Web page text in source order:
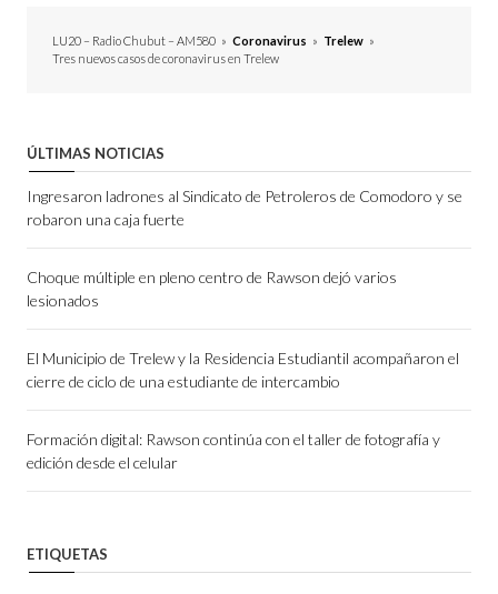
LU20 – Radio Chubut – AM580 » Coronavirus » Trelew »
Tres nuevos casos de coronavirus en Trelew
ÚLTIMAS NOTICIAS
Ingresaron ladrones al Sindicato de Petroleros de Comodoro y se
robaron una caja fuerte
Choque múltiple en pleno centro de Rawson dejó varios
lesionados
El Municipio de Trelew y la Residencia Estudiantil acompañaron el
cierre de ciclo de una estudiante de intercambio
Formación digital: Rawson continúa con el taller de fotografía y
edición desde el celular
ETIQUETAS